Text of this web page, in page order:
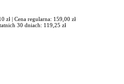
zł | Cena regularna: 159,00 zł
30 dniach: 119,25 zł